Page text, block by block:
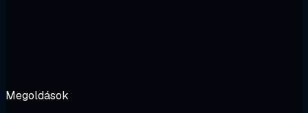
Megoldások